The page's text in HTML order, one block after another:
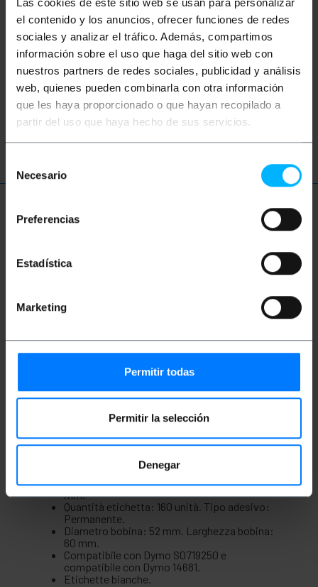
Las cookies de este sitio web se usan para personalizar
el contenido y los anuncios, ofrecer funciones de redes
sociales y analizar el tráfico. Además, compartimos
información sobre el uso que haga del sitio web con
nuestros partners de redes sociales, publicidad y análisis
web, quienes pueden combinarla con otra información
que les haya proporcionado o que hayan recopilado a
partir del uso que haya hecho de sus servicios.
Necesario
Preferencias
Estadística
Marketing
Permitir todas
Permitir la selección
Denegar
Parole
Non hai trovato quello che cercavi? Questi
argomenti potrebbero aiutarti
dymo labelwriter turbo duo
twin seiko
Ulteriori informazioni
Descrizione
Rotolo di etichette adesive stampabili per
etichette presentate su un rotolo compatibile con le
stampanti di etichette compatibili Dymo S0719250.
applicato costa molto da staccare senza lasciare
spedizione, codici a barre, identificazione del
Specifiche
Confezione da 4 rotoli di etichette adesive per
stampanti compatibili Dymo.
Etichetta rotonda per CD/DVD. Diametro
totale: 57 mm. Diametro interno del foro: 17
mm.
Quantità etichetta: 160 unità. Tipo adesivo:
Permanente.
Diametro bobina: 52 mm. Larghezza bobina:
60 mm.
Compatibile con Dymo S0719250 e
compatibile con Dymo 14681.
Etichette bianche.